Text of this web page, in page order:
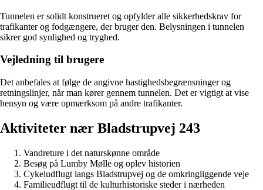
Tunnelen er solidt konstrueret og opfylder alle sikkerhedskrav for
trafikanter og fodgængere, der bruger den. Belysningen i tunnelen
sikrer god synlighed og tryghed.
Vejledning til brugere
Det anbefales at følge de angivne hastighedsbegrænsninger og
retningslinjer, når man kører gennem tunnelen. Det er vigtigt at vise
hensyn og være opmærksom på andre trafikanter.
Aktiviteter nær Bladstrupvej 243
Vandreture i det naturskønne område
Besøg på Lumby Mølle og oplev historien
Cykeludflugt langs Bladstrupvej og de omkringliggende veje
Familieudflugt til de kulturhistoriske steder i nærheden